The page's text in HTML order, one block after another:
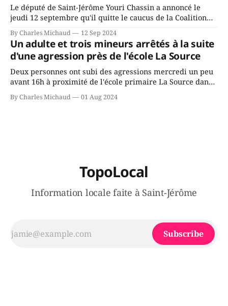
Le député de Saint-Jérôme Youri Chassin a annoncé le
jeudi 12 septembre qu'il quitte le caucus de la Coalition
Avenir Québec de François Legault parce qu'il est déçu du
gouvernement de la CAQ, surtout de son incapacité, qu'il
juge chronique, à offrir des
By Charles Michaud 12 Sep 2024
Un adulte et trois mineurs arrêtés à la suite
d'une agression près de l'école La Source
Deux personnes ont subi des agressions mercredi un peu
avant 16h à proximité de l'école primaire La Source dans
le secteur Bellefeuille de Saint-Jérôme. L'une de deux
victimes aurait été écrasée sous un véhicule et aspergée
By Charles Michaud 01 Aug 2024
TopoLocal
Information locale faite à Saint-Jérôme
Subscribe